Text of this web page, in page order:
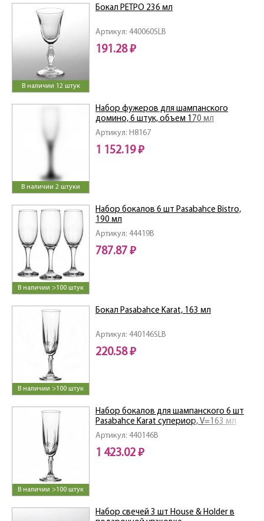
В наличии 12 штук
Артикул: 440060SLB
Бокал РЕТРО 236 мл
191.28 ₽
В наличии 2 штуки
Артикул: H8167
Набор фужеров для шампанского
домино, 6 штук, объем 170 мл
1 152.19 ₽
В наличии >100 штук
Артикул: 44419B
Набор бокалов 6 шт Pasabahce Bistro,
190 мл
787.87 ₽
В наличии >100 штук
Артикул: 440146SLB
Бокал Pasabahce Karat, 163 мл
220.58 ₽
В наличии >100 штук
Артикул: 440146B
Набор бокалов для шампанского 6 шт
Pasabahce Karat супериор, V=163 мл
1 423.02 ₽
Набор свечей 3 шт House & Holder в